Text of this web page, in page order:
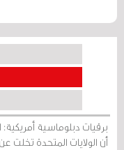
برقيات دبلوماسية أمريكية:
أن الولايات المتحدة تخلت